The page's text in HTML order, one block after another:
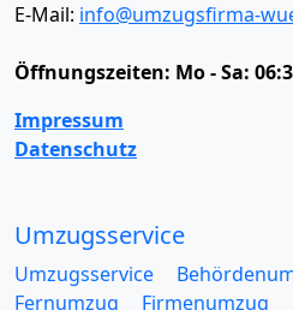
E-Mail: info@umzugsfirma-
Öffnungszeiten: Mo - Sa:
Impressum
Datenschutz
Umzugsservice
Umzugsservice
Fernumzug
Firmenumzug